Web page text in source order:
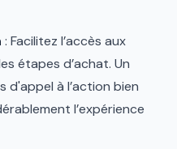
: Facilitez l’accès aux
étapes d’achat. Un
d'appel à l’action bien
l’expérience